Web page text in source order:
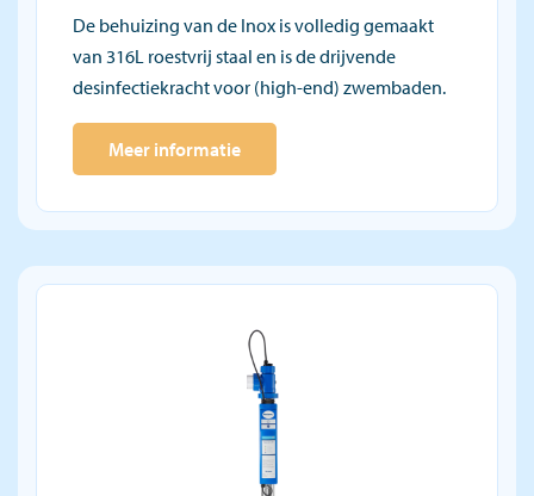
De behuizing van de Inox is volledig gemaakt
van 316L roestvrij staal en is de drijvende
desinfectiekracht voor (high-end) zwembaden.
Meer informatie